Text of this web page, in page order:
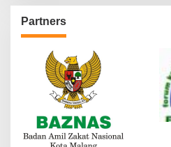
Partners